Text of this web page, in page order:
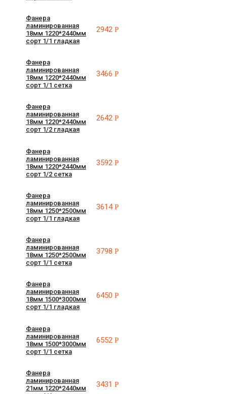
Фанера
ламинированная
18мм 1220*2440мм
сорт 1/1 гладкая
2942Р
Фанера
ламинированная
18мм 1220*2440мм
сорт 1/1 сетка
3466Р
Фанера
ламинированная
18мм 1220*2440мм
сорт 1/2 гладкая
2642Р
Фанера
ламинированная
18мм 1220*2440мм
сорт 1/2 сетка
3592Р
Фанера
ламинированная
18мм 1250*2500мм
сорт 1/1 гладкая
3614Р
Фанера
ламинированная
18мм 1250*2500мм
сорт 1/1 сетка
3798Р
Фанера
ламинированная
18мм 1500*3000мм
сорт 1/1 гладкая
6450Р
Фанера
ламинированная
18мм 1500*3000мм
сорт 1/1 сетка
6552Р
Фанера
ламинированная
21мм 1220*2440мм
3431Р